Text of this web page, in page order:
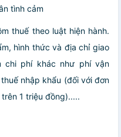
tình cảm
thuế theo luật hiện hành.
hình thức và địa chỉ giao
chi phí khác như phí vận
nhập khẩu (đối với đơn
1 triệu đồng).....